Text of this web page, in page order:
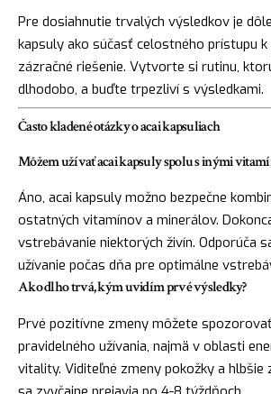
Pre dosiahnutie trvalých výsledkov je
kapsuly ako súčasť celostného prístupu k
zázračné riešenie. Vytvorte si rutinu,
dlhodobo, a buďte trpezliví s výsledkami.
Často kladené otázky o acai kapsuliach
Môžem užívať acai kapsuly spolu s inými
Áno, acai kapsuly možno bezpečne
ostatných vitamínov a minerálov.
vstrebávanie niektorých živín. Odporúča
užívanie počas dňa pre optimálne
Ako dlho trvá, kým uvidím prvé výsledky?
Prvé pozitívne zmeny môžete
pravidelného užívania, najmä v oblasti
vitality. Viditeľné zmeny pokožky a